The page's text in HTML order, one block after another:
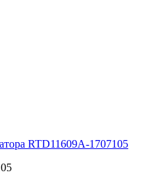
RTD11609A-1707105